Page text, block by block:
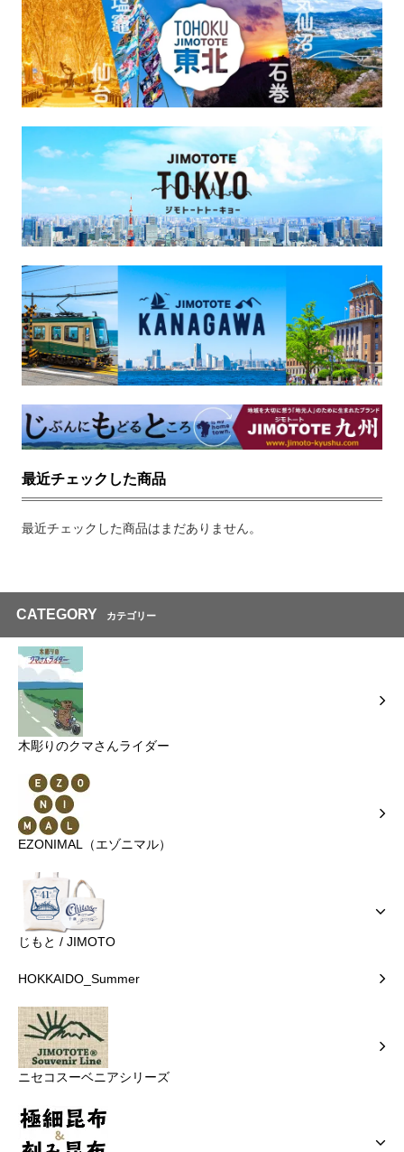
最近チェックした商品
最近チェックした商品はまだありません。
CATEGORY カテゴリー
木彫りのクマさんライダー
EZONIMAL（エゾニマル）
じもと / JIMOTO
HOKKAIDO_Summer
ニセコスーベニアシリーズ